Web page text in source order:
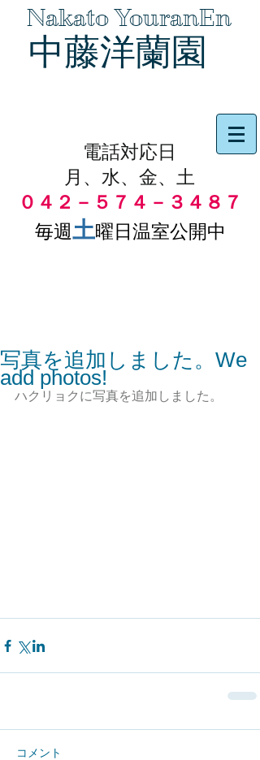
Nakato YouranEn
中藤洋蘭園
電話対応日
月、水、金、土
０４２－５７４－３４８７
毎週土曜日温室公開中
写真を追加しました。We
add photos!
ハクリョクに写真を追加しました。
コメント